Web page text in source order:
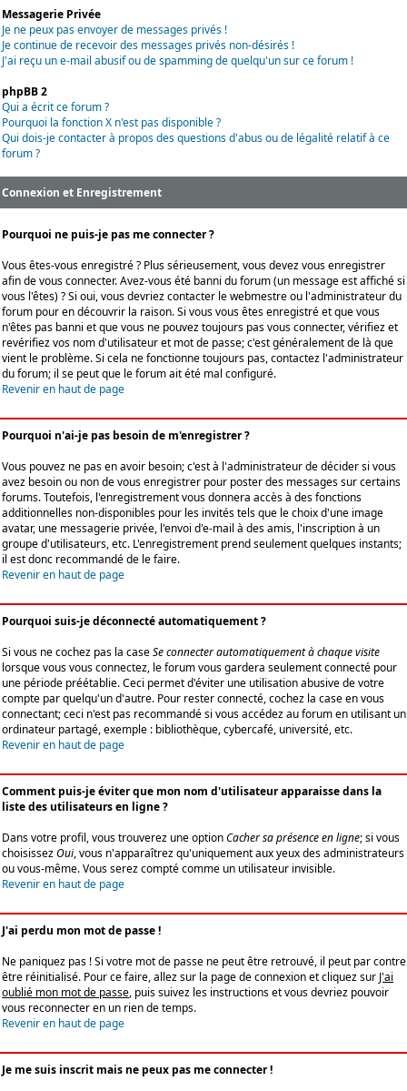
Messagerie Privée
Je ne peux pas envoyer de messages privés !
Je continue de recevoir des messages privés non-désirés !
J'ai reçu un e-mail abusif ou de spamming de quelqu'un sur ce forum !
phpBB 2
Qui a écrit ce forum ?
Pourquoi la fonction X n'est pas disponible ?
Qui dois-je contacter à propos des questions d'abus ou de légalité relatif à ce
forum ?
Connexion et Enregistrement
Pourquoi ne puis-je pas me connecter ?
Vous êtes-vous enregistré ? Plus sérieusement, vous devez vous enregistrer
afin de vous connecter. Avez-vous été banni du forum (un message est affiché si
vous l'êtes) ? Si oui, vous devriez contacter le webmestre ou l'administrateur du
forum pour en découvrir la raison. Si vous vous êtes enregistré et que vous
n'êtes pas banni et que vous ne pouvez toujours pas vous connecter, vérifiez et
revérifiez vos nom d'utilisateur et mot de passe; c'est généralement de là que
vient le problème. Si cela ne fonctionne toujours pas, contactez l'administrateur
du forum; il se peut que le forum ait été mal configuré.
Revenir en haut de page
Pourquoi n'ai-je pas besoin de m'enregistrer ?
Vous pouvez ne pas en avoir besoin; c'est à l'administrateur de décider si vous
avez besoin ou non de vous enregistrer pour poster des messages sur certains
forums. Toutefois, l'enregistrement vous donnera accès à des fonctions
additionnelles non-disponibles pour les invités tels que le choix d'une image
avatar, une messagerie privée, l'envoi d'e-mail à des amis, l'inscription à un
groupe d'utilisateurs, etc. L'enregistrement prend seulement quelques instants;
il est donc recommandé de le faire.
Revenir en haut de page
Pourquoi suis-je déconnecté automatiquement ?
Si vous ne cochez pas la caseSe connecter automatiquement à chaque visite
lorsque vous vous connectez, le forum vous gardera seulement connecté pour
une période préétablie. Ceci permet d'éviter une utilisation abusive de votre
compte par quelqu'un d'autre. Pour rester connecté, cochez la case en vous
connectant; ceci n'est pas recommandé si vous accédez au forum en utilisant un
ordinateur partagé, exemple : bibliothèque, cybercafé, université, etc.
Revenir en haut de page
Comment puis-je éviter que mon nom d'utilisateur apparaisse dans la
liste des utilisateurs en ligne ?
Dans votre profil, vous trouverez une optionCacher sa présence en ligne; si vous
choisissezOui, vous n'apparaîtrez qu'uniquement aux yeux des administrateurs
ou vous-même. Vous serez compté comme un utilisateur invisible.
Revenir en haut de page
J'ai perdu mon mot de passe !
Ne paniquez pas ! Si votre mot de passe ne peut être retrouvé, il peut par contre
être réinitialisé. Pour ce faire, allez sur la page de connexion et cliquez sur J'ai
oublié mon mot de passe, puis suivez les instructions et vous devriez pouvoir
vous reconnecter en un rien de temps.
Revenir en haut de page
Je me suis inscrit mais ne peux pas me connecter !